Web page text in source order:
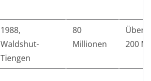
1988,
Waldshut-
Tiengen
80
Millionen
Über
200